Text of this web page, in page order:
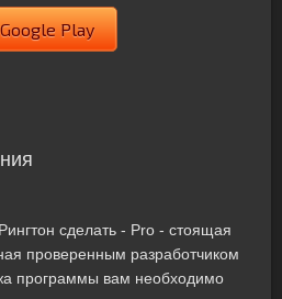
Google Play
сделать - Pro - стоящая
проверенным разработчиком
программы вам необходимо